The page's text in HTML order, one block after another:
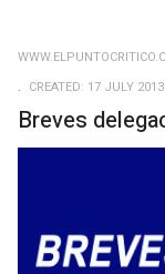
CREATED: 17 JULY 2013
Breves